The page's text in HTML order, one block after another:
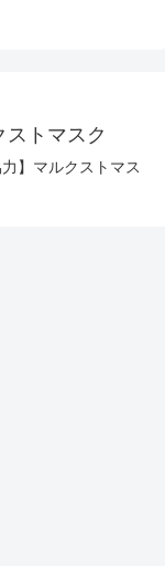
ストマスク
】マルクストマス